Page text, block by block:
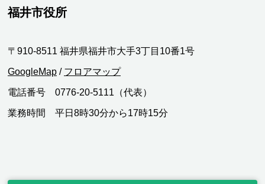
福井市役所
〒910-8511 福井県福井市大手3丁目10番1号
GoogleMap / フロアマップ
電話番号 0776-20-5111（代表）
業務時間 平日8時30分から17時15分